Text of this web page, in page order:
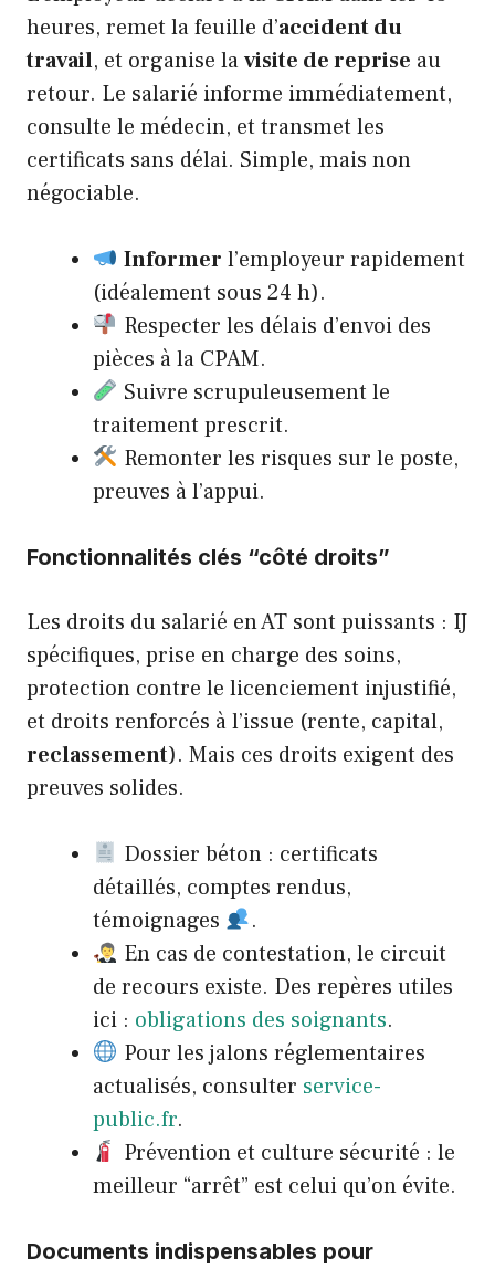
heures, remet la feuille d’accident du
travail, et organise lavisite de reprise au
retour. Le salarié informe immédiatement,
consulte le médecin, et transmet les
certificats sans délai. Simple, mais non
négociable.
Informer l’employeur rapidement
(idéalement sous 24 h).
Respecter les délais d’envoi des
pièces à la CPAM.
Suivre scrupuleusement le
traitement prescrit.
Remonter les risques sur le poste,
preuves à l’appui.
Fonctionnalités clés “côté droits”
Les droits du salarié en AT sont puissants : IJ
spécifiques, prise en charge des soins,
protection contre le licenciement injustifié,
et droits renforcés à l’issue (rente, capital,
reclassement). Mais ces droits exigent des
preuves solides.
Dossier béton : certificats
détaillés, comptes rendus,
témoignages
.
En cas de contestation, le circuit
de recours existe. Des repères utiles
ici : obligations des soignants.
Pour les jalons réglementaires
actualisés, consulter service-
public.fr.
Prévention et culture sécurité : le
meilleur “arrêt” est celui qu’on évite.
Documents indispensables pour